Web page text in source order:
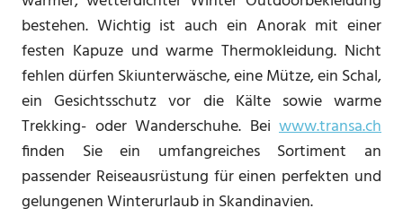
bestehen. Wichtig ist auch ein Anorak mit einer
festen Kapuze und warme Thermokleidung. Nicht
fehlen dürfen Skiunterwäsche, eine Mütze, ein Schal,
ein Gesichtsschutz vor die Kälte sowie warme
Trekking- oder Wanderschuhe. Bei www.transa.ch
finden Sie ein umfangreiches Sortiment an
passender Reiseausrüstung für einen perfekten und
gelungenen Winterurlaub in Skandinavien.